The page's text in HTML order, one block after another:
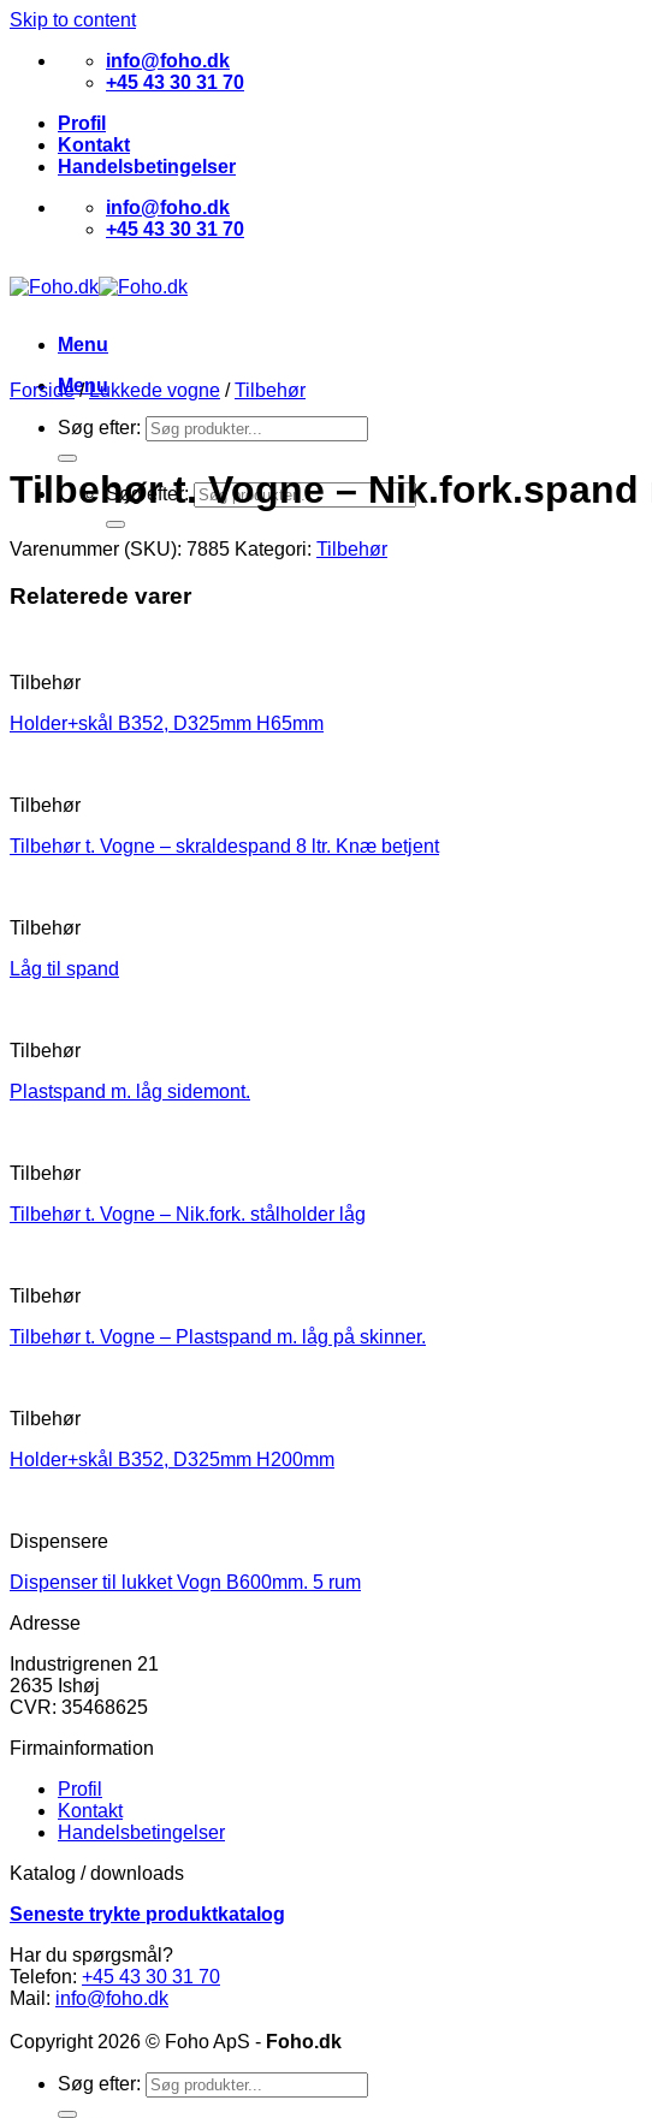
Skip to content
info@foho.dk
+45 43 30 31 70
Profil
Kontakt
Handelsbetingelser
info@foho.dk
+45 43 30 31 70
Menu
Menu
Søg efter:
Søg efter:
Forside / Lukkede vogne / Tilbehør
Tilbehør t. Vogne –
Varenummer (SKU): 7885 Kategori: Tilbehør
Relaterede varer
Tilbehør
Holder+skål B352, D325mm H65mm
Tilbehør
Tilbehør t. Vogne – skraldespand 8 ltr. Knæ betjent
Tilbehør
Låg til spand
Tilbehør
Plastspand m. låg sidemont.
Tilbehør
Tilbehør t. Vogne – Nik.fork. stålholder låg
Tilbehør
Tilbehør t. Vogne – Plastspand m. låg på skinner.
Tilbehør
Holder+skål B352, D325mm H200mm
Dispensere
Dispenser til lukket Vogn B600mm. 5 rum
Adresse
Industrigrenen 21
2635 Ishøj
CVR: 35468625
Firmainformation
Profil
Kontakt
Handelsbetingelser
Katalog / downloads
Seneste trykte produktkatalog
Har du spørgsmål?
Telefon: +45 43 30 31 70
Mail: info@foho.dk
Copyright 2026 © Foho ApS - Foho.dk
Søg efter: